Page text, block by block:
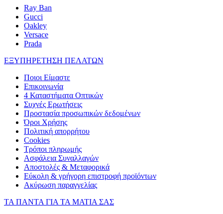
Ray Ban
Gucci
Oakley
Versace
Prada
ΕΞΥΠΗΡΕΤΗΣΗ ΠΕΛΑΤΩΝ
Ποιοι Είμαστε
Επικοινωνία
4 Καταστήματα Οπτικών
Συχνές Ερωτήσεις
Προστασία προσωπικών δεδομένων
Όροι Χρήσης
Πολιτική απορρήτου
Cookies
Τρόποι πληρωμής
Ασφάλεια Συναλλαγών
Αποστολές & Μεταφορικά
Εύκολη & γρήγορη επιστροφή προϊόντων
Ακύρωση παραγγελίας
ΤΑ ΠΑΝΤΑ ΓΙΑ ΤΑ ΜΑΤΙΑ ΣΑΣ